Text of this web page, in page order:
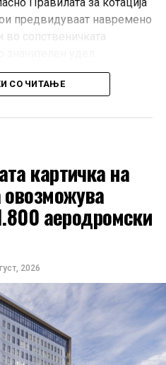
предвидуваат навремено
сопственичката
на сопственоста, АЛТА
акционер во АЛТА банка
СО ЧИТАЊЕ
картичка на
овозможува
аеродромски
2026